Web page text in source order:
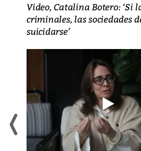
Video, Catalina Botero: ‘Si
criminales, las sociedades
suicidarse’